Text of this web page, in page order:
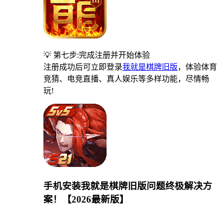
💡 第七步:完成注册并开始体验
注册成功后可立即登录我就是棋牌旧版，体验体育
竞猜、电竞直播、真人娱乐等多样功能，尽情畅
玩!
手机安装我就是棋牌旧版问题终极解决方
案！【2026最新版】